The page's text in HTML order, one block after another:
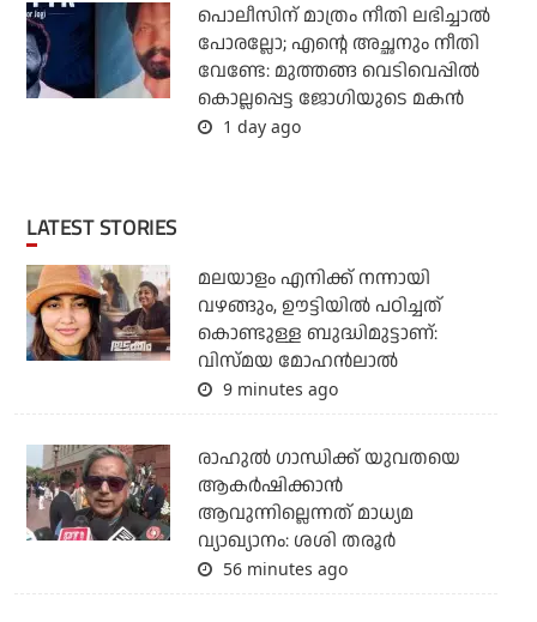
പൊലീസിന് മാത്രം നീതി ലഭിച്ചാല്‍
പോരല്ലോ; എന്റെ അച്ഛനും നീതി
വേണ്ടേ: മുത്തങ്ങ വെടിവെപ്പില്‍
കൊല്ലപ്പെട്ട ജോഗിയുടെ മകന്‍
1 day ago
LATEST STORIES
മലയാളം എനിക്ക് നന്നായി
വഴങ്ങും, ഊട്ടിയില്‍ പഠിച്ചത്
കൊണ്ടുള്ള ബുദ്ധിമുട്ടാണ്:
വിസ്മയ മോഹന്‍ലാല്‍
9 minutes ago
രാഹുല്‍ ഗാന്ധിക്ക് യുവതയെ
ആകര്‍ഷിക്കാന്‍
ആവുന്നില്ലെന്നത് മാധ്യമ
വ്യാഖ്യാനം: ശശി തരൂര്‍
56 minutes ago